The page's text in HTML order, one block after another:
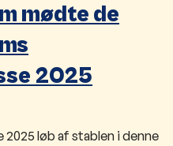
mødte de
2025
2025 løb af stablen i denne